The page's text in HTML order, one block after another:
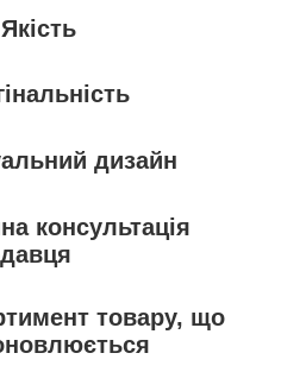
дизайн
консультація
товару, що